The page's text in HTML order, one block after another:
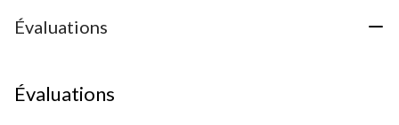
Évaluations
Évaluations